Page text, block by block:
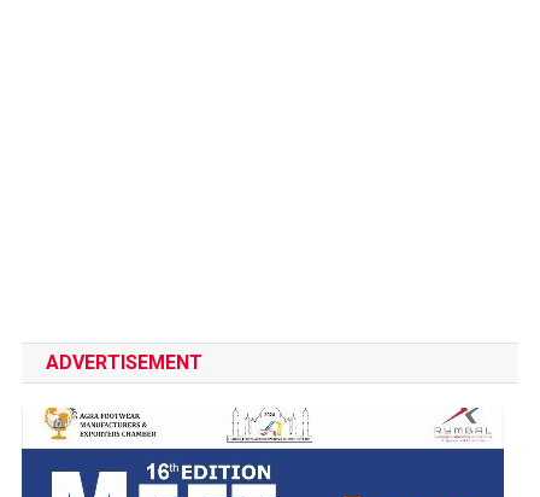
ADVERTISEMENT